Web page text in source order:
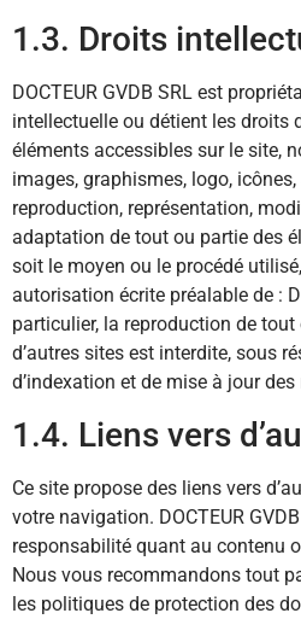
1.3. Droits
DOCTEUR GVDB SRL est
intellectuelle ou détient les droits
éléments accessibles sur le site,
images, graphismes, logo,
reproduction, représentation,
adaptation de tout ou partie des
soit le moyen ou le procédé
autorisation écrite préalable de :
particulier, la reproduction de
d’autres sites est interdite, sous
d’indexation et de mise à jour
1.4. Liens vers
Ce site propose des liens vers
votre navigation. DOCTEUR
responsabilité quant au contenu
Nous vous recommandons tout
les politiques de protection des